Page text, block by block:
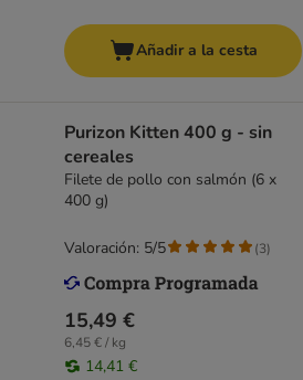
Añadir a la cesta
Purizon Kitten 400 g - sin
cereales
Filete de pollo con salmón (6 x
400 g)
15,49 €
6,45 € / kg
14,41 €
Valoración: 5/5 (3)